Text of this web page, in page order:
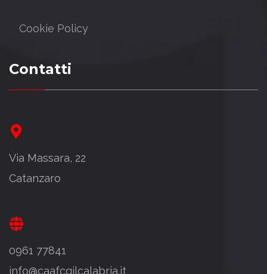
Cookie Policy
Contatti
Via Massara, 22
Catanzaro
0961 77841
info@caafcgilcalabria.it